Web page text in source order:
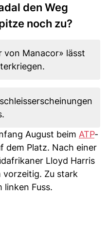
den Weg
noch zu?
von Manacor» lässt
August beim ATP-
dem Platz. Nach einer
Lloyd Harris
vorzeitig. Zu stark
linken Fuss.